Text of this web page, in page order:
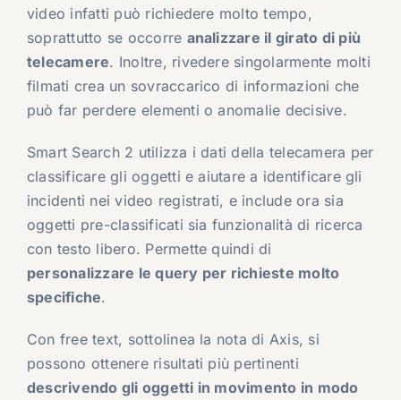
video infatti può richiedere molto tempo,
soprattutto se occorre analizzare il girato di più
telecamere. Inoltre, rivedere singolarmente molti
filmati crea un sovraccarico di informazioni che
può far perdere elementi o anomalie decisive.
Smart Search 2 utilizza i dati della telecamera per
classificare gli oggetti e aiutare a identificare gli
incidenti nei video registrati, e include ora sia
oggetti pre-classificati sia funzionalità di ricerca
con testo libero. Permette quindi di
personalizzare le query per richieste molto
specifiche.
Con free text, sottolinea la nota di Axis, si
possono ottenere risultati più pertinenti
descrivendo gli oggetti in movimento in modo